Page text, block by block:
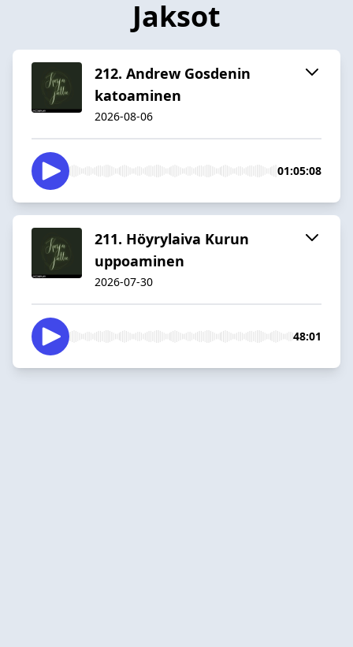
Jaksot
212. Andrew Gosdenin
katoaminen
2026-08-06
01:05:08
211. Höyrylaiva Kurun
uppoaminen
2026-07-30
48:01